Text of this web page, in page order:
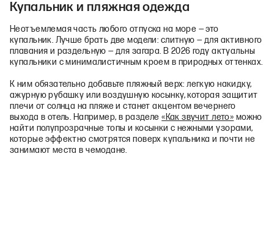
Купальник и пляжная одежда
Неотъемлемая часть любого отпуска на море — это
купальник. Лучше брать две модели: слитную — для активного
плавания и раздельную — для загара. В 2026 году актуальны
купальники с минималистичным кроем в природных оттенках.
К ним обязательно добавьте пляжный верх: легкую накидку,
ажурную рубашку или воздушную косынку, которая защитит
плечи от солнца на пляже и станет акцентом вечернего
выхода в отель. Например, в разделе«Как звучит лето» можно
найти полупрозрачные топы и косынки с нежными узорами,
которые эффектно смотрятся поверх купальника и почти не
занимают места в чемодане.